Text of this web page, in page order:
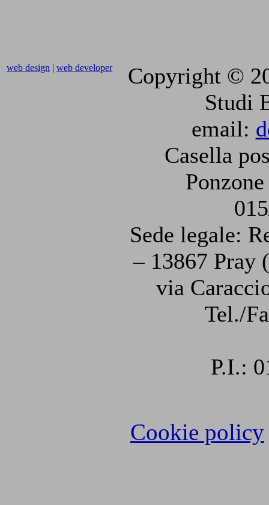
web design | web developer
Copyright ©
Studi
email:
Casella
Sede legale:
– 13867 Pray
via
Tel./
P.I.:
Cookie policy